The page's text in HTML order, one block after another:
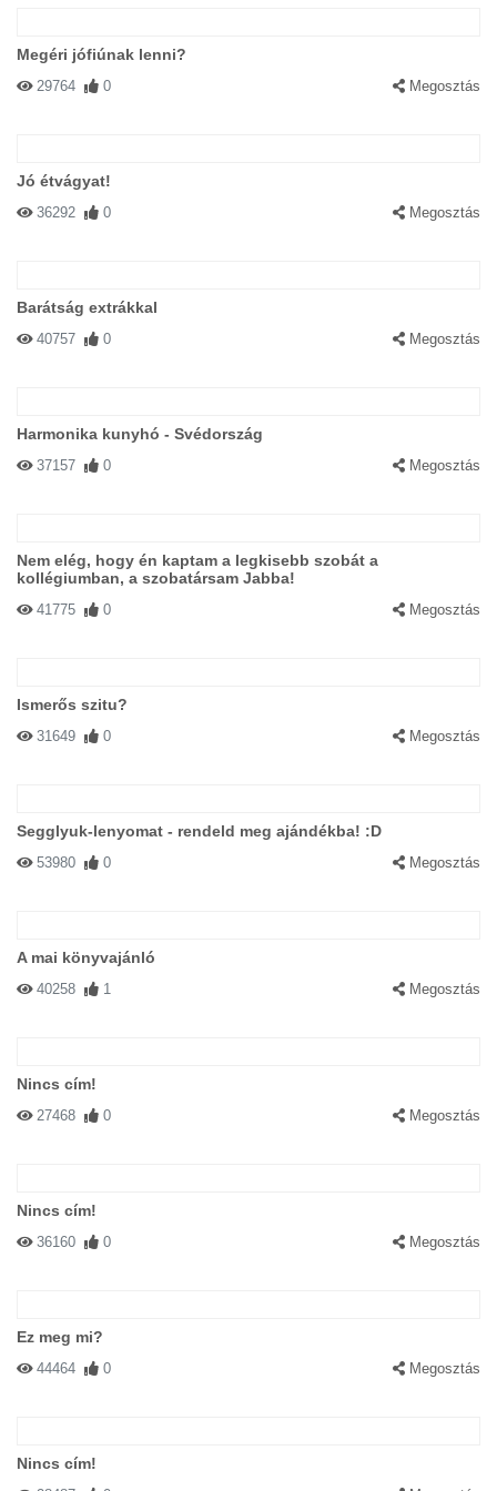
Megéri jófiúnak lenni?
29764 0 Megosztás
Jó étvágyat!
36292 0 Megosztás
Barátság extrákkal
40757 0 Megosztás
Harmonika kunyhó - Svédország
37157 0 Megosztás
Nem elég, hogy én kaptam a legkisebb szobát a
kollégiumban, a szobatársam Jabba!
41775 0 Megosztás
Ismerős szitu?
31649 0 Megosztás
Segglyuk-lenyomat - rendeld meg ajándékba! :D
53980 0 Megosztás
A mai könyvajánló
40258 1 Megosztás
Nincs cím!
27468 0 Megosztás
Nincs cím!
36160 0 Megosztás
Ez meg mi?
44464 0 Megosztás
Nincs cím!